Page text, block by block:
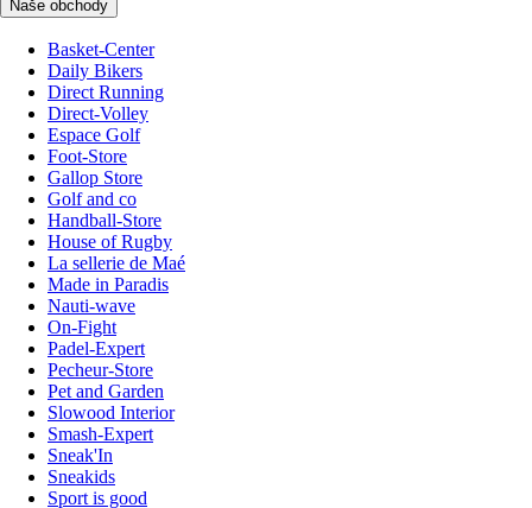
Naše obchody
Basket-Center
Daily Bikers
Direct Running
Direct-Volley
Espace Golf
Foot-Store
Gallop Store
Golf and co
Handball-Store
House of Rugby
La sellerie de Maé
Made in Paradis
Nauti-wave
On-Fight
Padel-Expert
Pecheur-Store
Pet and Garden
Slowood Interior
Smash-Expert
Sneak'In
Sneakids
Sport is good